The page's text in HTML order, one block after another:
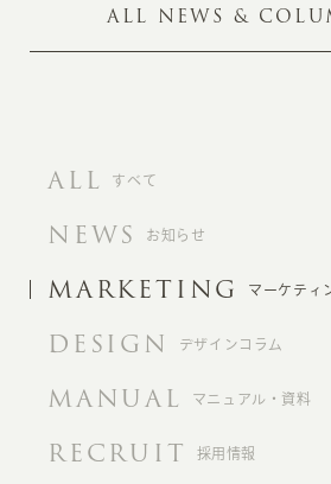
ALL NEWS &
ALL すべて
NEWS お知らせ
MARKETING マーケティ
DESIGN デザインコラム
MANUAL マニュアル・資料
RECRUIT 採用情報